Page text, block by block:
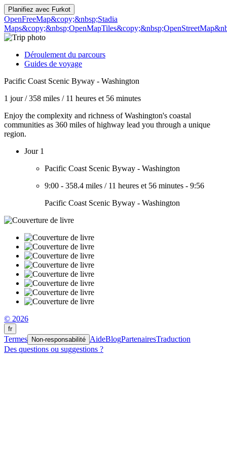
Planifiez avec Furkot
OpenFreeMap&copy;&nbsp;Stadia
Maps&copy;&nbsp;OpenMapTiles
Déroulement du parcours
Guides de voyage
Pacific Coast Scenic Byway - Washington
1 jour/358 miles / 11 heures et 56 minutes
Enjoy the complexity and richness of Washington's coastal
communities as 360 miles of highway lead you through a unique
region.
Jour 1
Pacific Coast Scenic Byway - Washington
9:00 - 358.4 miles / 11 heures et 56 minutes - 9:56
Pacific Coast Scenic Byway - Washington
© 2026
fr
Termes Non-responsabilité AideBlogPartenairesTraduction
Des questions ou suggestions ?